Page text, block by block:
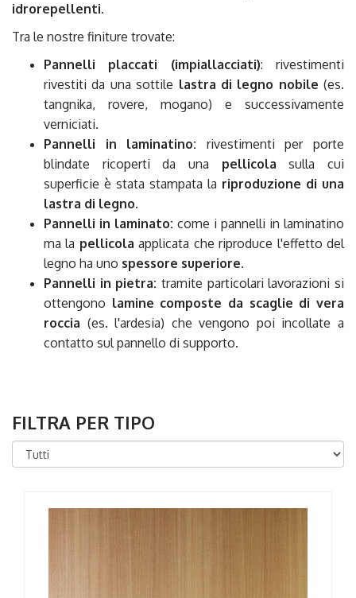
idrorepellenti.
Tra le nostre finiture trovate:
Pannelli placcati (impiallacciati): rivestimenti
rivestiti da una sottile lastra di legno nobile (es.
tangnika, rovere, mogano) e successivamente
verniciati.
Pannelli in laminatino: rivestimenti per porte
blindate ricoperti da una pellicola sulla cui
superficie è stata stampata la riproduzione di una
lastra di legno.
Pannelli in laminato: come i pannelli in laminatino
ma la pellicola applicata che riproduce l'effetto del
legno ha uno spessore superiore.
Pannelli in pietra: tramite particolari lavorazioni si
ottengono lamine composte da scaglie di vera
roccia (es. l'ardesia) che vengono poi incollate a
contatto sul pannello di supporto.
FILTRA PER TIPO